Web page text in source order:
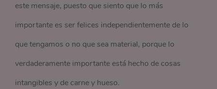
este mensaje, puesto que siento que lo más
importante es ser felices independientemente de lo
que tengamos o no que sea material, porque lo
verdaderamente importante está hecho de cosas
intangibles y de carne y hueso.